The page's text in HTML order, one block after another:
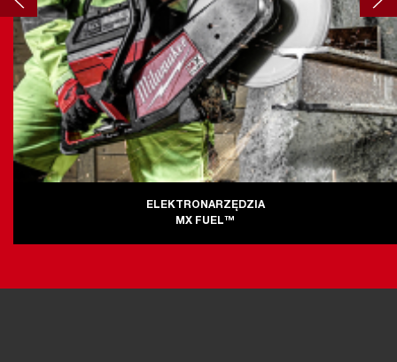
ELEKTRONARZĘDZIA
MX FUEL™